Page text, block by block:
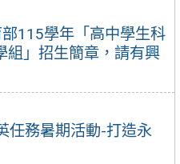
115學年「高中學生科
組」招生簡章，請有興
任務暑期活動-打造永